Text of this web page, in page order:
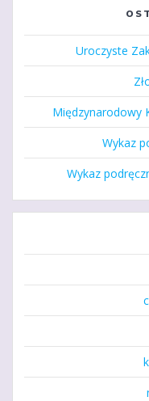
Uroczyste
Międzynarodowy
Wykaz
Wykaz